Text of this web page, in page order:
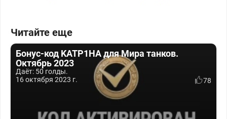
Читайте еще
Бонус-код KATP1HA для Мира танков.
Октябрь 2023
Даёт: 50 голды.
16 октября 2023 г.
78